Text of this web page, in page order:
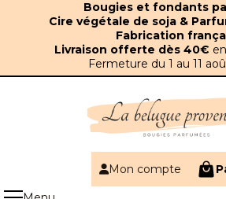
Bougies et fondants
Cire végétale de soja &
Fabrication
Livraison offerte dès 40€
Fermeture du 1 au 11
Mon compte
Panneau de gestion des cookies